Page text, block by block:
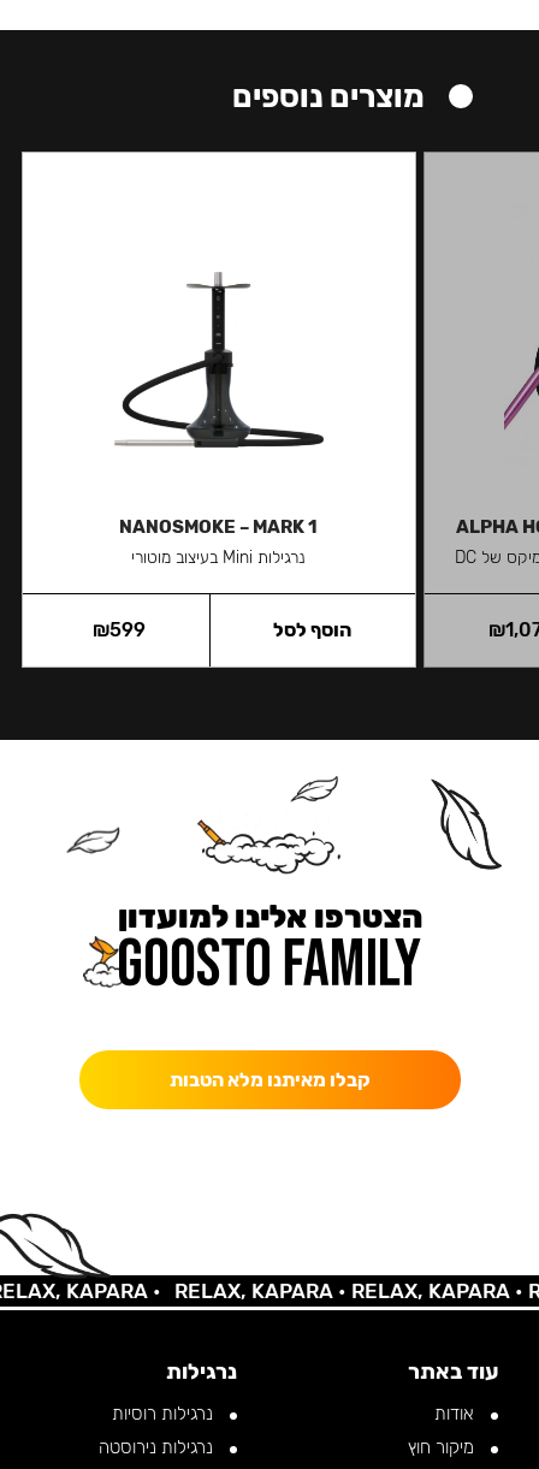
מוצרים נוספים
ALPHA
₪
NANOSMOKE – MARK 1
נרגילות Mini בעיצוב מוטורי
₪599 הוסף לסל
הצטרפו אלינו למועדון
קבלו מאיתנו מלא הטבות
KAPARA • RELAX, KAPARA •RELAX, KAPARA •
עוד באתר
אודות
מיקור חוץ
נרגילות
נרגילות רוסיות
נרגילות נירוסטה